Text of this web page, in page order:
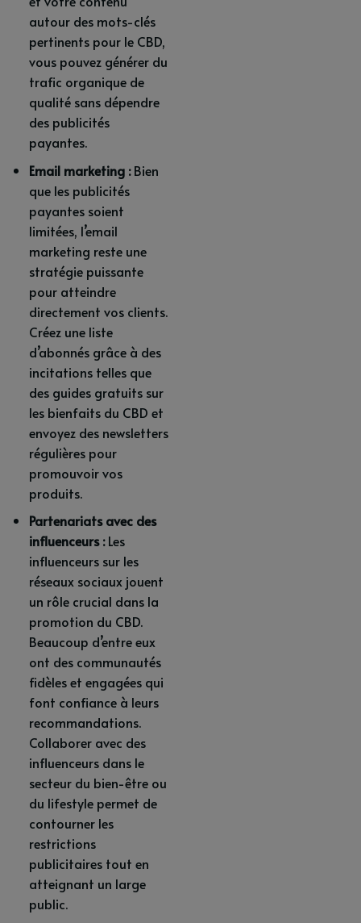
autour des mots-clés
pertinents pour le CBD,
vous pouvez générer du
trafic organique de
qualité sans dépendre
des publicités
payantes.
Email marketing :Bien
que les publicités
payantes soient
limitées, l’email
marketing reste une
stratégie puissante
pour atteindre
directement vos clients.
Créez une liste
d’abonnés grâce à des
incitations telles que
des guides gratuits sur
les bienfaits du CBD et
envoyez des newsletters
régulières pour
promouvoir vos
produits.
Partenariats avec des
influenceurs :Les
influenceurs sur les
réseaux sociaux jouent
un rôle crucial dans la
promotion du CBD.
Beaucoup d’entre eux
ont des communautés
fidèles et engagées qui
font confiance à leurs
recommandations.
Collaborer avec des
influenceurs dans le
secteur du bien-être ou
du lifestyle permet de
contourner les
restrictions
publicitaires tout en
atteignant un large
public.